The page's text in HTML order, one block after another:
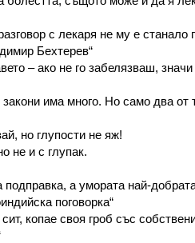
с лекаря не му е станало
Бехтерев“
– ако не го забелязваш,
има много. Но само два от
но глупости не яж!
не и с глупак.
подправка, а умората най-
поговорка“
копае своя гроб със